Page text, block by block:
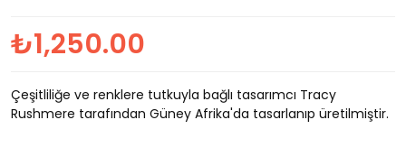
₺1,250.00
Çeşitliliğe ve renklere tutkuyla bağlı tasarımcı Tracy
Rushmere tarafından Güney Afrika'da tasarlanıp üretilmiştir.